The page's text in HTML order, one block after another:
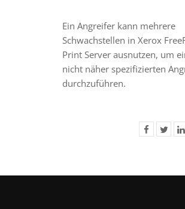
Ein Angreifer kann mehrere
Schwachstellen in Xerox
Print Server ausnutzen, um
nicht näher spezifizierten
durchzuführen.